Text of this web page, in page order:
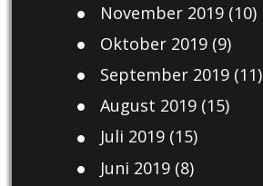
November 2019(10)
Oktober 2019(9)
September 2019(11)
August 2019(15)
Juli 2019(15)
Juni 2019(8)